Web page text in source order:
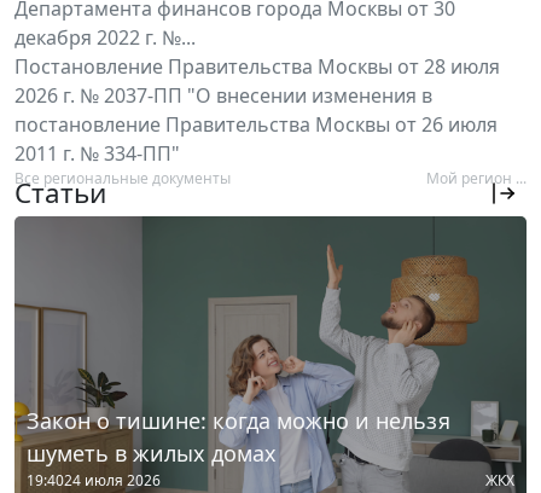
Департамента финансов города Москвы от 30
декабря 2022 г. №...
Постановление Правительства Москвы от 28 июля
2026 г. № 2037-ПП "О внесении изменения в
постановление Правительства Москвы от 26 июля
2011 г. № 334-ПП"
Все региональные документы Мой регион ...
Статьи
Закон о тишине: когда можно и нельзя
шуметь в жилых домах
19:4024 июля 2026 ЖКХ